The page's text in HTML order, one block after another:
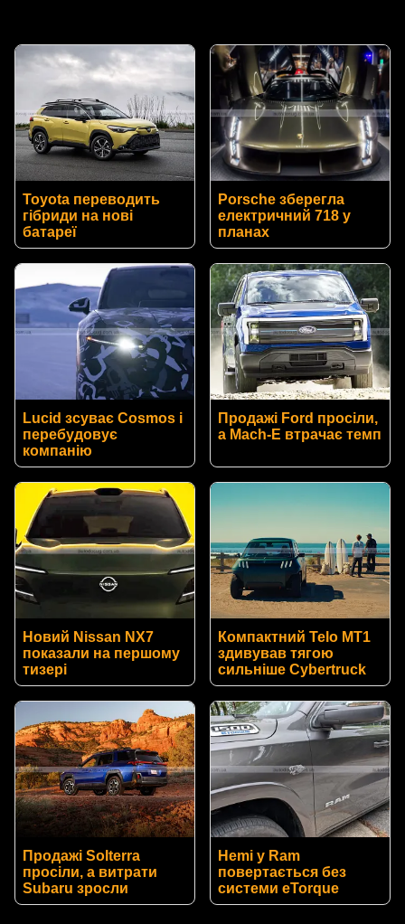
Toyota переводить
гібриди на нові
батареї
Porsche зберегла
електричний 718 у
планах
Lucid зсуває Cosmos і
перебудовує
компанію
Продажі Ford просіли,
а Mach-E втрачає темп
Новий Nissan NX7
показали на першому
тизері
Компактний Telo MT1
здивував тягою
сильніше Cybertruck
Продажі Solterra
просіли, а витрати
Subaru зросли
Hemi у Ram
повертається без
системи eTorque